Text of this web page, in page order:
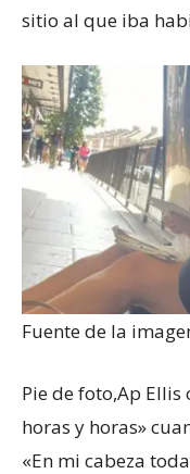
sitio al que iba
Fuente de la
Pie de foto,Ap Ellis
horas y horas»
«En mi cabeza